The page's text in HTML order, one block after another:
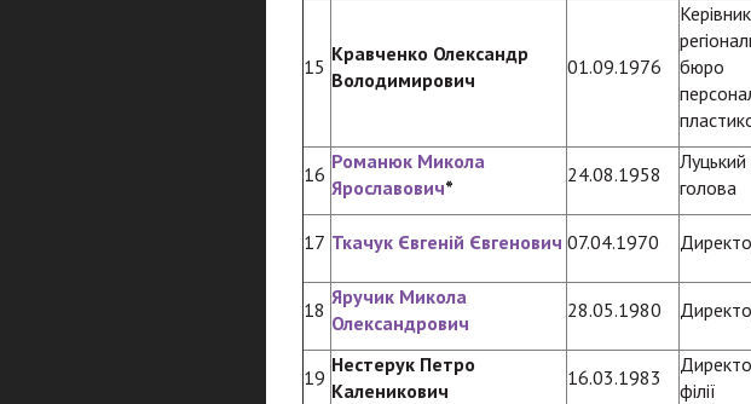
15
Кравченко Олександр
Володимирович
01.09.1976
Керівник
бюро
16
Романюк Микола
Ярославович*
24.08.1958
Луцький
голова
17 Ткачук Євгеній Євгенович 07.04.1970
18
Яручик Микола
Олександрович
28.05.1980
19
Нестерук Петро
Каленикович
16.03.1983
філії